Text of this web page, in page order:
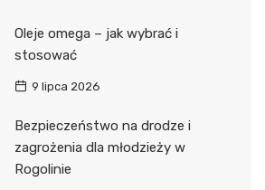
Oleje omega – jak wybrać i
stosować
9 lipca 2026
Bezpieczeństwo na drodze i
zagrożenia dla młodzieży w
Rogolinie